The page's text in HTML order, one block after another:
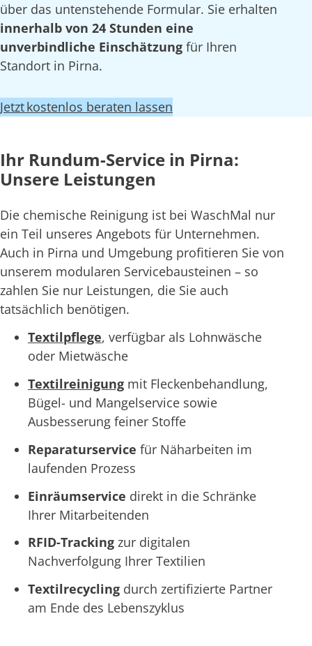
über das untenstehende Formular. Sie erhalten
innerhalb von 24 Stunden eine
unverbindliche Einschätzung für Ihren
Standort in Pirna.
Jetzt kostenlos beraten lassen
Ihr Rundum-Service in Pirna:
Unsere Leistungen
Die chemische Reinigung ist bei WaschMal nur
ein Teil unseres Angebots für Unternehmen.
Auch in Pirna und Umgebung profitieren Sie von
unserem modularen Servicebausteinen – so
zahlen Sie nur Leistungen, die Sie auch
tatsächlich benötigen.
Textilpflege, verfügbar als Lohnwäsche
oder Mietwäsche
Textilreinigung mit Fleckenbehandlung,
Bügel- und Mangelservice sowie
Ausbesserung feiner Stoffe
Reparaturservice für Näharbeiten im
laufenden Prozess
Einräumservice direkt in die Schränke
Ihrer Mitarbeitenden
RFID-Tracking zur digitalen
Nachverfolgung Ihrer Textilien
Textilrecycling durch zertifizierte Partner
am Ende des Lebenszyklus